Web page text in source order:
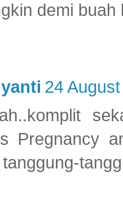
demi
24
Pregnancy